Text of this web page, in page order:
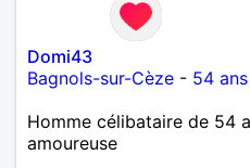
Domi43
Bagnols-sur-Cèze - 54 ans
Homme célibataire de 54
amoureuse